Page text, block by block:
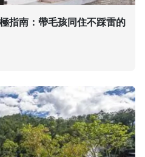
指南：帶毛孩同住不踩雷的